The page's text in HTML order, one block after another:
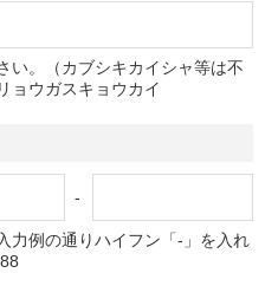
い。（カブシキカイシャ等は不
ョウガスキョウカイ
-
力例の通りハイフン「-」を入れ